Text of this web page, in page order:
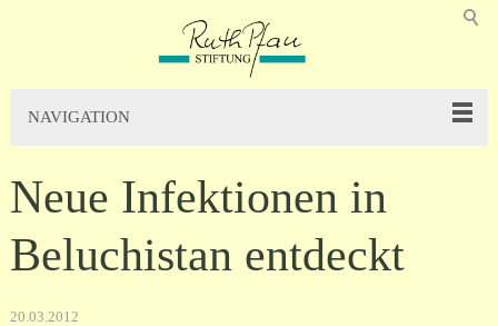
NAVIGATION
Neue Infektionen in
Beluchistan entdeckt
20.03.2012